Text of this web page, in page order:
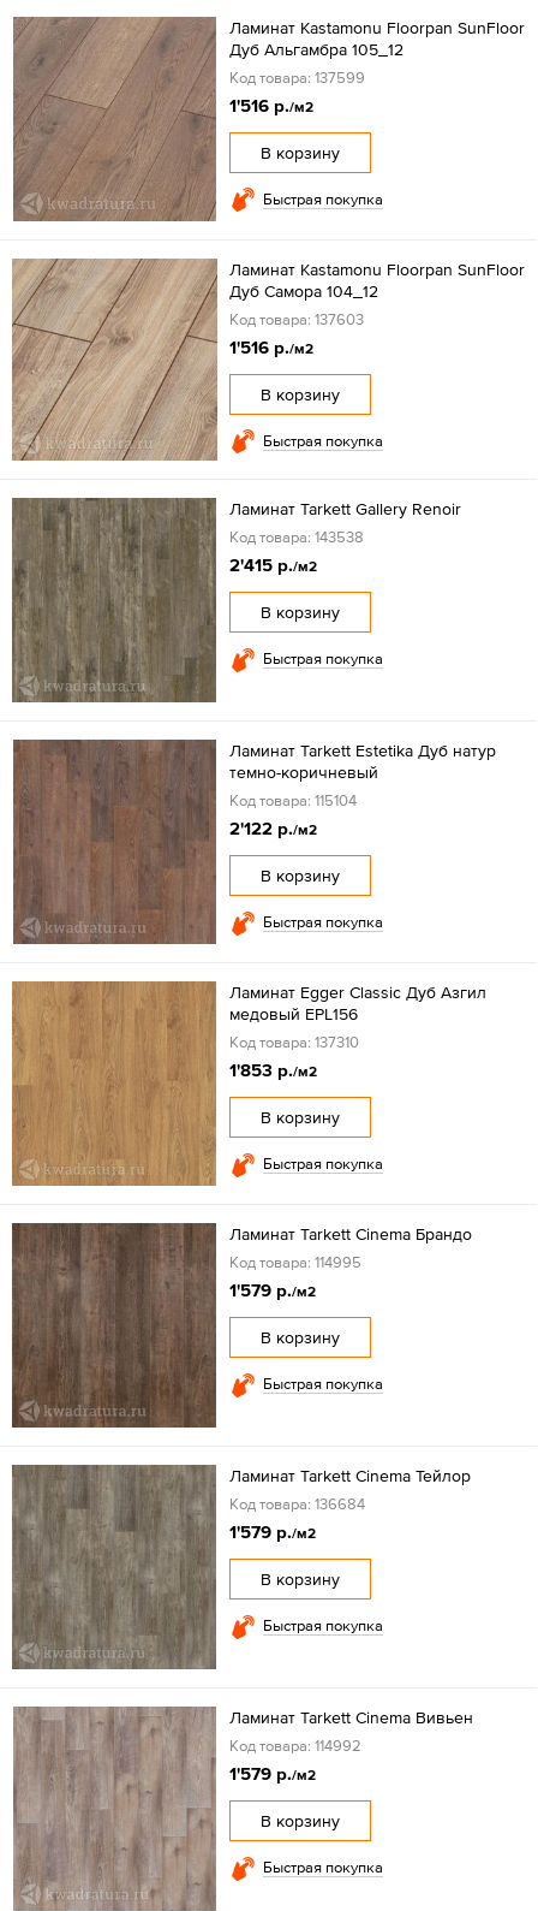
Ламинат Kastamonu Floorpan SunFloor
Дуб Альгамбра 105_12
Код товара: 137599
1'516 р./м2
В корзину
Быстрая покупка
Ламинат Kastamonu Floorpan SunFloor
Дуб Самора 104_12
Код товара: 137603
1'516 р./м2
В корзину
Быстрая покупка
Ламинат Tarkett Gallery Renoir
Код товара: 143538
2'415 р./м2
В корзину
Быстрая покупка
Ламинат Tarkett Estetika Дуб натур
темно-коричневый
Код товара: 115104
2'122 р./м2
В корзину
Быстрая покупка
Ламинат Egger Classic Дуб Азгил
медовый EPL156
Код товара: 137310
1'853 р./м2
В корзину
Быстрая покупка
Ламинат Tarkett Cinema Брандо
Код товара: 114995
1'579 р./м2
В корзину
Быстрая покупка
Ламинат Tarkett Cinema Тейлор
Код товара: 136684
1'579 р./м2
В корзину
Быстрая покупка
Ламинат Tarkett Cinema Вивьен
Код товара: 114992
1'579 р./м2
В корзину
Быстрая покупка